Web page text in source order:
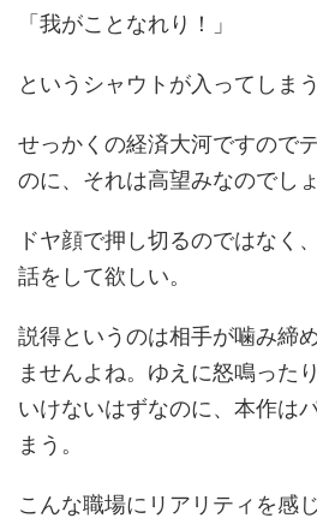
「我がことなれり！」
というシャウトが入ってしまう
せっかくの経済大河ですので
のに、それは高望みなのでしょ
ドヤ顔で押し切るのではなく
話をして欲しい。
説得というのは相手が噛み締
ませんよね。ゆえに怒鳴った
いけないはずなのに、本作は
まう。
こんな職場にリアリティを感